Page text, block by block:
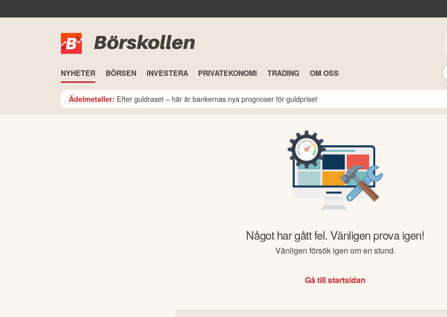
Börskollen
NYHETER BÖRSEN INVESTERA PRIVATEKONOMI TRADING OM OSS
Ädelmetaller: Efter guldraset – här är bankernas nya prognoser för guldpriset
Något har gått fel. Vänligen prova igen!
Vänligen försök igen om en stund.
Gå till startsidan